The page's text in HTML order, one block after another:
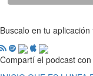
Buscalo en tu
Compartí el podcast